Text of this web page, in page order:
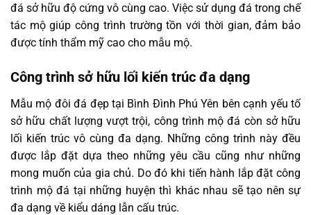
đá sở hữu độ cứng vô cùng cao. Việc sử dụng đá trong chế
tác mộ giúp công trình trường tồn với thời gian, đảm bảo
được tính thẩm mỹ cao cho mẫu mộ.
Công trình sở hữu lối kiến trúc đa dạng
Mẫu mộ đôi đá đẹp tại Bình Đình Phú Yên bên cạnh yếu tố
sở hữu chất lượng vượt trội, công trình mộ đá còn sở hữu
lối kiến trúc vô cùng đa dạng. Những công trình này đều
được lắp đặt dựa theo những yêu cầu cũng như những
mong muốn của gia chủ. Do đó khi tiến hành lắp đặt công
trình mộ đá tại những huyện thì khác nhau sẽ tạo nên sự
đa dạng về kiểu dáng lẫn cấu trúc.